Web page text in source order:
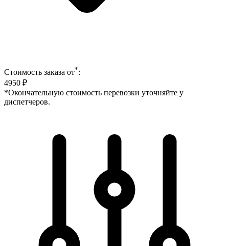
Стоимость заказа от*:
4950 ₽
*Окончательную стоимость перевозки уточняйте у
диспетчеров.